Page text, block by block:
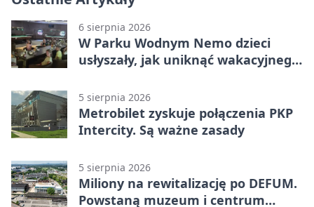
6 sierpnia 2026
W Parku Wodnym Nemo dzieci
usłyszały, jak uniknąć wakacyjnego
5 sierpnia 2026
Metrobilet zyskuje połączenia PKP
Intercity. Są ważne zasady
5 sierpnia 2026
Miliony na rewitalizację po DEFUM.
Powstaną muzeum i centrum